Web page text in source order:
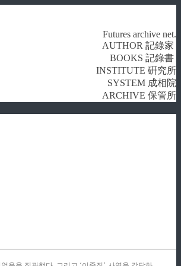
Futures archive net.
AUTHOR 記錄家
BOOKS 記錄書
INSTITUTE 硏究所
SYSTEM 成相院
ARCHIVE 保管所